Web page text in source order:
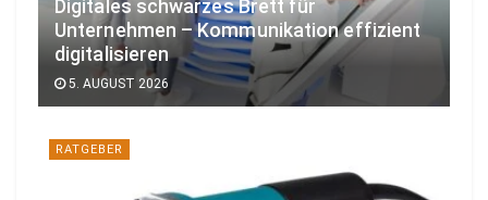
Digitales schwarzes Brett für
Unternehmen – Kommunikation effizient
digitalisieren
5. AUGUST 2026
RATGEBER